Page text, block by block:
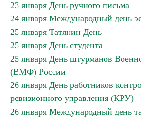
23 января День ручного письма
24 января Международный день
25 января Татянин День
25 января День студента
25 января День штурманов
(ВМФ) России
26 января День работников
ревизионного управления (КРУ)
26 января Международный день